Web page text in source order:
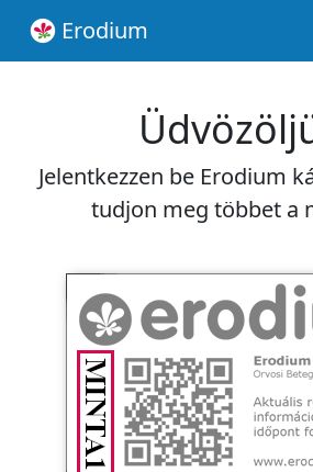
Erodium
Jelentkezzen be Erodium
tudjon meg többet a